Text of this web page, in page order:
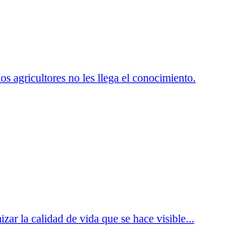
agricultores no les llega el conocimiento.
la calidad de vida que se hace visible...